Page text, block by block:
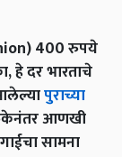
400 रुपये
हे दर भारताचे
पुराच्या
आणखी
सामना